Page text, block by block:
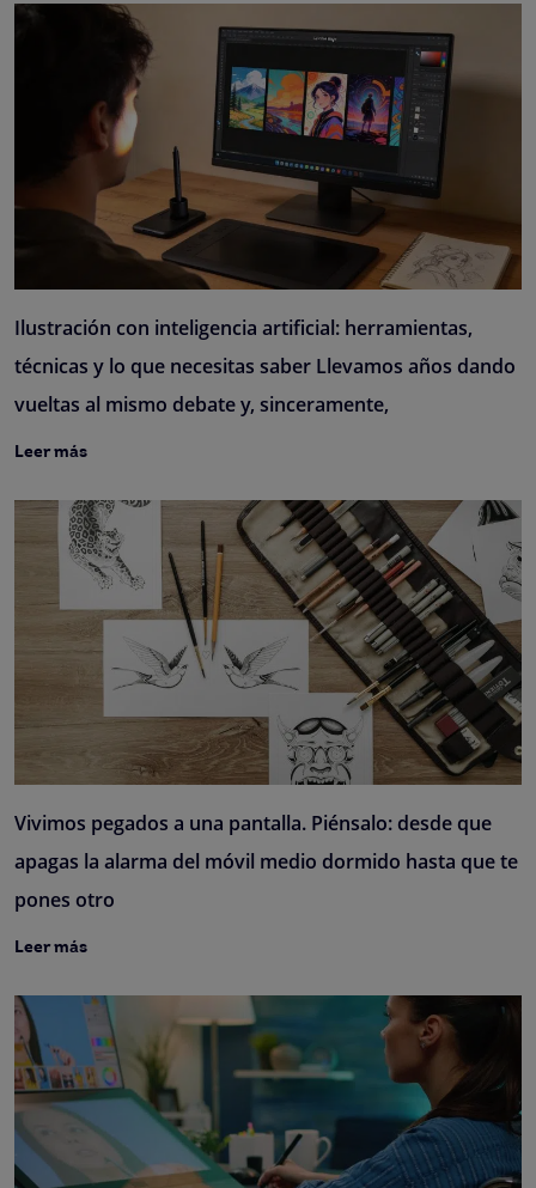
Ilustración con inteligencia artificial: herramientas,
técnicas y lo que necesitas saber Llevamos años dando
vueltas al mismo debate y, sinceramente,
Leer más
Vivimos pegados a una pantalla. Piénsalo: desde que
apagas la alarma del móvil medio dormido hasta que te
pones otro
Leer más